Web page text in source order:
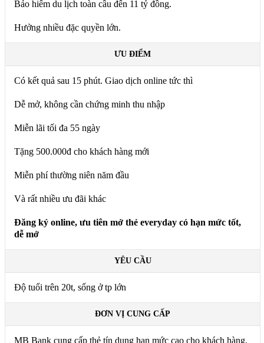
Bảo hiểm du lịch toàn cầu đến 11 tỷ đồng.
Hưởng nhiều đặc quyền lớn.
ƯU ĐIỂM
Có kết quả sau 15 phút. Giao dịch online tức thì
Dễ mở, không cần chứng minh thu nhập
Miễn lãi tối đa 55 ngày
Tặng 500.000đ cho khách hàng mới
Miễn phí thường niên năm đầu
Và rất nhiều ưu đãi khác
Đăng ký online, ưu tiên mở thẻ everyday có hạn mức tốt,
dễ mở
YÊU CẦU
Độ tuổi trên 20t, sống ở tp lớn
ĐƠN VỊ CUNG CẤP
MB Bank cung cấp thẻ tín dụng hạn mức cao cho khách hàng.